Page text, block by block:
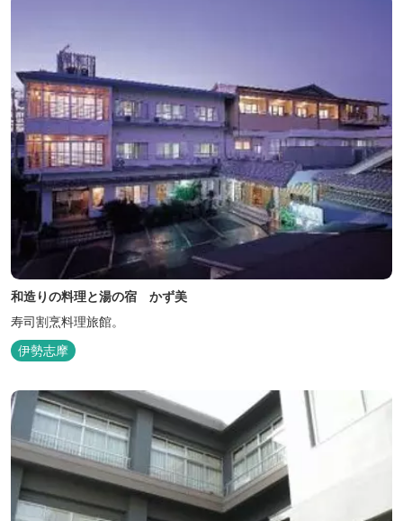
和造りの料理と湯の宿 かず美
寿司割烹料理旅館。
伊勢志摩